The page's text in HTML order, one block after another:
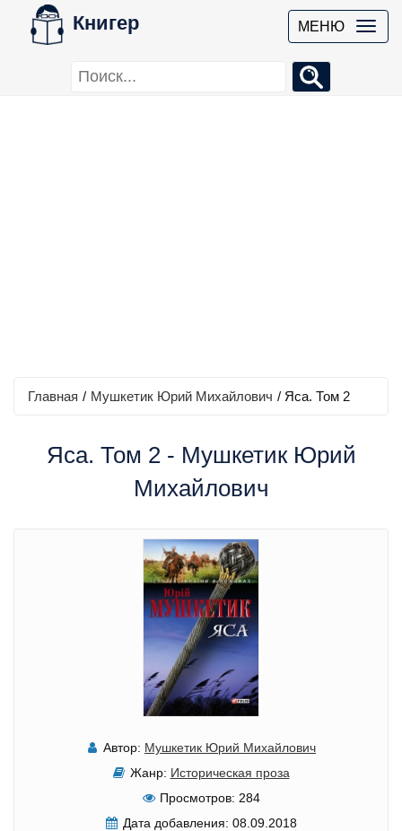
Книгер МЕНЮ
Главная / Мушкетик Юрий Михайлович / Яса. Том 2
Яса. Том 2 - Мушкетик Юрий
Михайлович
Автор: Мушкетик Юрий Михайлович
Жанр: Историческая проза
Просмотров: 284
Дата добавления: 08.09.2018